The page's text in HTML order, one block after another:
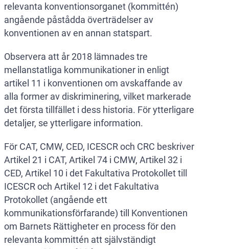
relevanta konventionsorganet (kommittén)
angående påstådda överträdelser av
konventionen av en annan statspart.
Observera att år 2018 lämnades tre
mellanstatliga kommunikationer in enligt
artikel 11 i konventionen om avskaffande av
alla former av diskriminering, vilket markerade
det första tillfället i dess historia. För ytterligare
detaljer, se ytterligare information.
För CAT, CMW, CED, ICESCR och CRC beskriver
Artikel 21 i CAT, Artikel 74 i CMW, Artikel 32 i
CED, Artikel 10 i det Fakultativa Protokollet till
ICESCR och Artikel 12 i det Fakultativa
Protokollet (angående ett
kommunikationsförfarande) till Konventionen
om Barnets Rättigheter en process för den
relevanta kommittén att självständigt